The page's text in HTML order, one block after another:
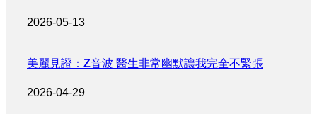
2026-05-13
美麗見證：Z音波 醫生非常幽默讓我完全不緊張
2026-04-29